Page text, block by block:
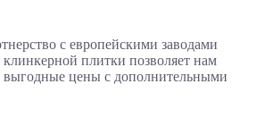
с европейскими заводами
плитки позволяет нам
выгодные цены с дополнительными